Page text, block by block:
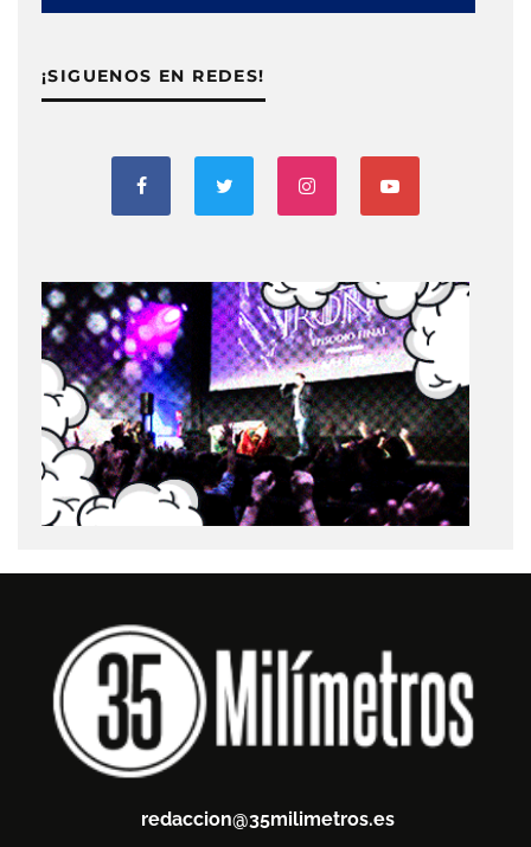
¡SIGUENOS EN REDES!
redaccion@35milimetros.es